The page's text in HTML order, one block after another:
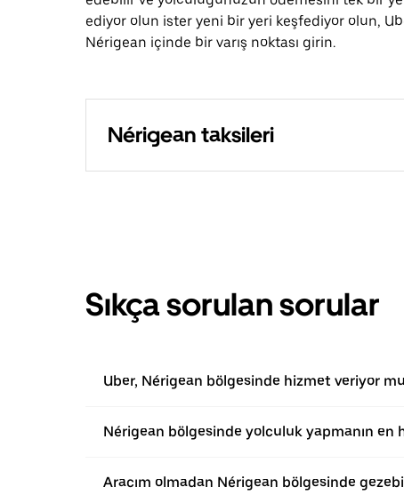
ediyor olun ister yeni bir yeri keşfediyor olun,
Nérigean içinde bir varış noktası girin.
Nérigean taksileri
Sıkça sorulan sorular
Uber, Nérigean bölgesinde hizmet veriyor
Nérigean bölgesinde yolculuk yapmanın en
Aracım olmadan Nérigean bölgesinde